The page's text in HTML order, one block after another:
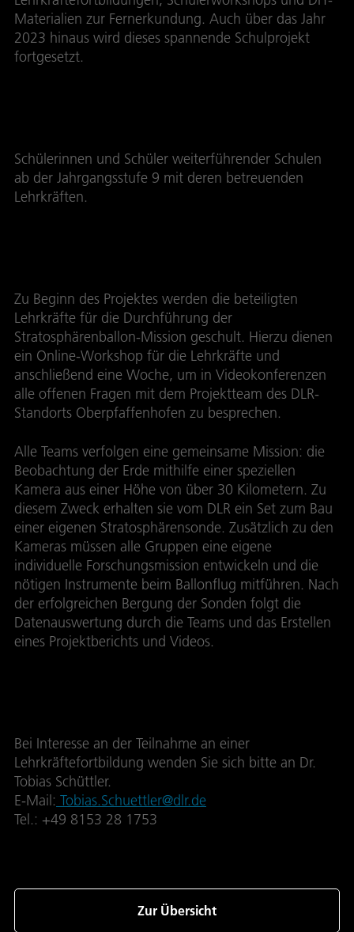
Materialien zur Fernerkundung. Auch über das Jahr
2023 hinaus wird dieses spannende Schulprojekt
fortgesetzt.
Schülerinnen und Schüler weiterführender Schulen
ab der Jahrgangsstufe 9 mit deren betreuenden
Lehrkräften.
Zu Beginn des Projektes werden die beteiligten
Lehrkräfte für die Durchführung der
Stratosphärenballon-Mission geschult. Hierzu dienen
ein Online-Workshop für die Lehrkräfte und
anschließend eine Woche, um in Videokonferenzen
alle offenen Fragen mit dem Projektteam des DLR-
Standorts Oberpfaffenhofen zu besprechen.
Alle Teams verfolgen eine gemeinsame Mission: die
Beobachtung der Erde mithilfe einer speziellen
Kamera aus einer Höhe von über 30 Kilometern. Zu
diesem Zweck erhalten sie vom DLR ein Set zum Bau
einer eigenen Stratosphärensonde. Zusätzlich zu den
Kameras müssen alle Gruppen eine eigene
individuelle Forschungsmission entwickeln und die
nötigen Instrumente beim Ballonflug mitführen. Nach
der erfolgreichen Bergung der Sonden folgt die
Datenauswertung durch die Teams und das Erstellen
eines Projektberichts und Videos.
Bei Interesse an der Teilnahme an einer
Lehrkräftefortbildung wenden Sie sich bitte an Dr.
Tobias Schüttler.
E-Mail: Tobias.Schuettler@dlr.de
Tel.: +49 8153 28 1753
Zur Übersicht